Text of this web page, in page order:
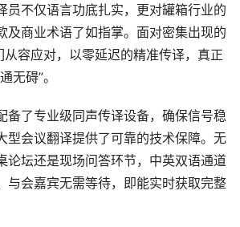
员不仅语言功底扎实，更对罐箱行业的
及商业术语了如指掌。面对密集出现的
从容应对，以零延迟的精准传译，真正
无碍”。
了专业级同声传译设备，确保信号稳
型会议翻译提供了可靠的技术保障。无
论坛还是现场问答环节，中英双语通道
与会嘉宾无需等待，即能实时获取完整